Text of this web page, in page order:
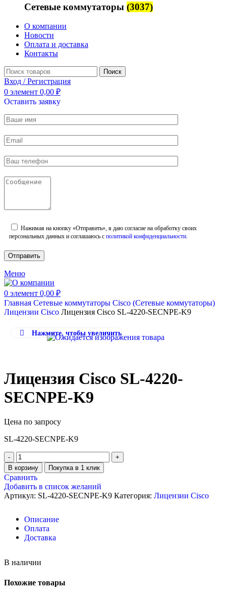
Сетевые коммутаторы (3037)
О компании
Новости
Оплата и доставка
Контакты
Поиск
Вход / Регистрация
0 элемент 0,00 ₽
Оставить заявку
Нажимая на кнопку «Отправить», я даю согласие на обработку своих
персональных данных и соглашаюсь с политикой конфиденциальности.
Меню
0 элемент 0,00 ₽
Главная Сетевые коммутаторы Cisco (Сетевые коммутаторы)
Лицензии Cisco Лицензия Cisco SL-4220-SECNPE-K9
Нажмите, чтобы увеличить
Лицензия Cisco SL-4220-
SECNPE-K9
Цена по запросу
SL-4220-SECNPE-K9
В корзину Покупка в 1 клик
Сравнить
Добавить в список желаний
Артикул: SL-4220-SECNPE-K9 Категория: Лицензии Cisco
Описание
Оплата
Доставка
В наличии
Похожие товары